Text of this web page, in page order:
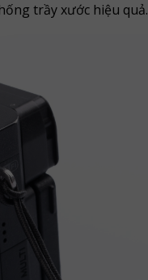
trầy xước hiệu quả.